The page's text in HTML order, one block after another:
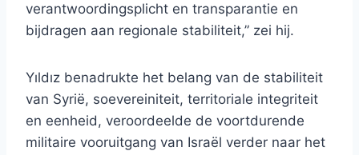
verantwoordingsplicht en transparantie en
bijdragen aan regionale stabiliteit,” zei hij.
Yıldız benadrukte het belang van de stabiliteit
van Syrië, soevereiniteit, territoriale integriteit
en eenheid, veroordeelde de voortdurende
militaire vooruitgang van Israël verder naar het